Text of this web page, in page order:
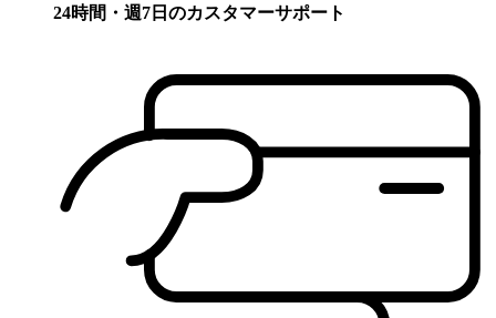
24時間・週7日のカスタマーサポート